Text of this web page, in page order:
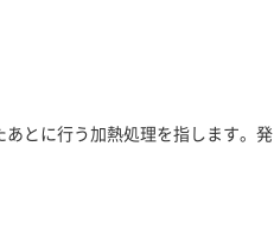
あとに行う加熱処理を指します。発